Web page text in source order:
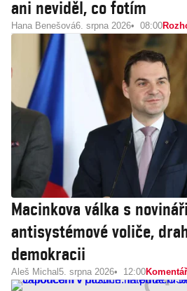
ani neviděl, co fotím
Hana Benešová6. srpna 2026 08:00
Macinkova válka s
antisystémové voliče,
demokracii
Aleš Michal 5. srpna 2026 12:00